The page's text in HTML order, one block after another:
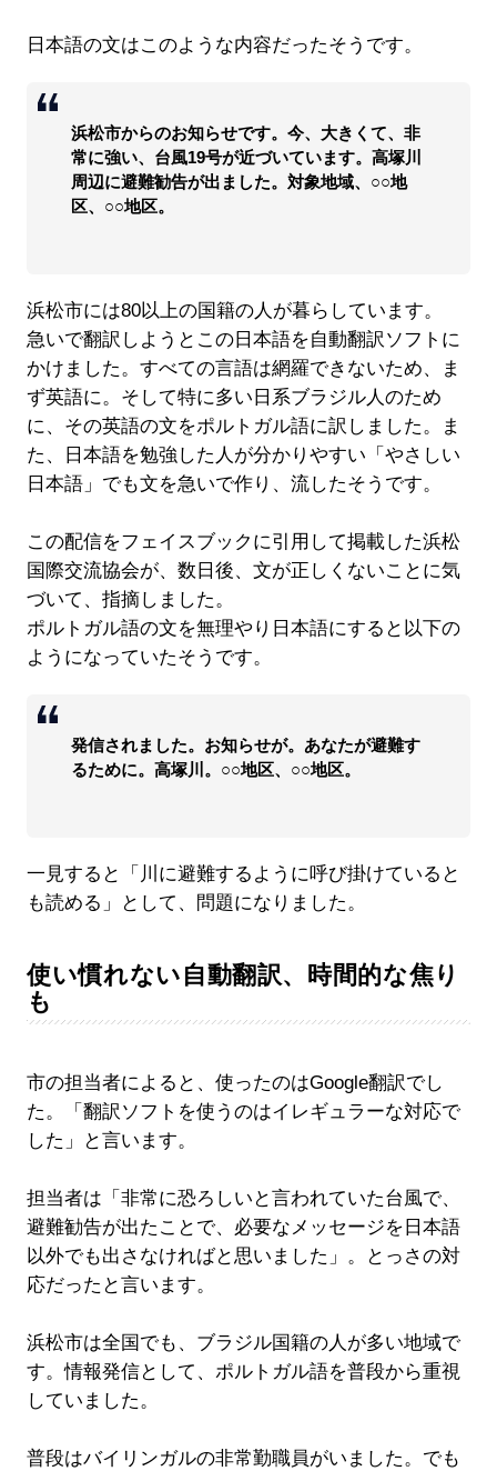
日本語の文はこのような内容だったそうです。
浜松市からのお知らせです。今、大きくて、非
常に強い、台風19号が近づいています。高塚川
周辺に避難勧告が出ました。対象地域、○○地
区、○○地区。
浜松市には80以上の国籍の人が暮らしています。
急いで翻訳しようとこの日本語を自動翻訳ソフトに
かけました。すべての言語は網羅できないため、ま
ず英語に。そして特に多い日系ブラジル人のため
に、その英語の文をポルトガル語に訳しました。ま
た、日本語を勉強した人が分かりやすい「やさしい
日本語」でも文を急いで作り、流したそうです。
この配信をフェイスブックに引用して掲載した浜松
国際交流協会が、数日後、文が正しくないことに気
づいて、指摘しました。
ポルトガル語の文を無理やり日本語にすると以下の
ようになっていたそうです。
発信されました。お知らせが。あなたが避難す
るために。高塚川。○○地区、○○地区。
一見すると「川に避難するように呼び掛けていると
も読める」として、問題になりました。
使い慣れない自動翻訳、時間的な焦り
も
市の担当者によると、使ったのはGoogle翻訳でし
た。「翻訳ソフトを使うのはイレギュラーな対応で
した」と言います。
担当者は「非常に恐ろしいと言われていた台風で、
避難勧告が出たことで、必要なメッセージを日本語
以外でも出さなければと思いました」。とっさの対
応だったと言います。
浜松市は全国でも、ブラジル国籍の人が多い地域で
す。情報発信として、ポルトガル語を普段から重視
していました。
普段はバイリンガルの非常勤職員がいました。でも